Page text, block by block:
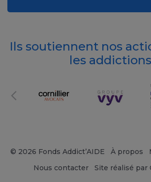
Ils soutiennent nos
les addictions
© 2026 Fonds Addict’AIDE À propos
Nous contacter
Site réalisé par